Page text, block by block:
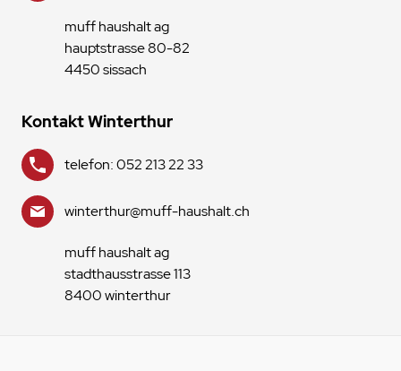
muff haushalt ag
hauptstrasse 80-82
4450 sissach
Kontakt Winterthur
telefon: 052 213 22 33
winterthur@muff-haushalt.ch
muff haushalt ag
stadthausstrasse 113
8400 winterthur